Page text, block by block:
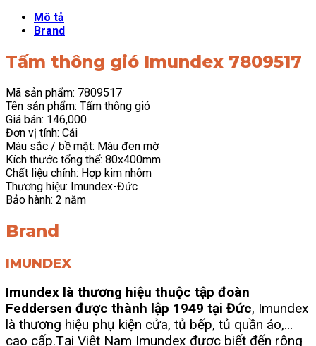
Mô tả
Brand
Tấm thông gió Imundex 7809517
Mã sản phẩm: 7809517
Tên sản phẩm: Tấm thông gió
Giá bán: 146,000
Đơn vị tính: Cái
Màu sắc / bề mặt: Màu đen mờ
Kích thước tổng thể: 80x400mm
Chất liệu chính: Hợp kim nhôm
Thương hiệu: Imundex-Đức
Bảo hành: 2 năm
Brand
IMUNDEX
Imundex là thương hiệu thuộc tập đoàn
Feddersen được thành lập 1949 tại Đức, Imundex
là thương hiệu phụ kiện cửa, tủ bếp, tủ quần áo,…
cao cấp.Tại Việt Nam Imundex được biết đến rộng